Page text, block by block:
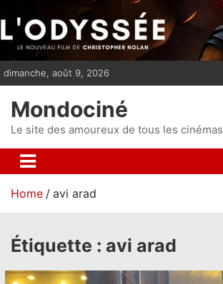
i
p
t
n
t
dimanche, août 9, 2026
Mondociné
Le site des amoureux de tous les cinémas
Home avi arad
Étiquette : avi arad